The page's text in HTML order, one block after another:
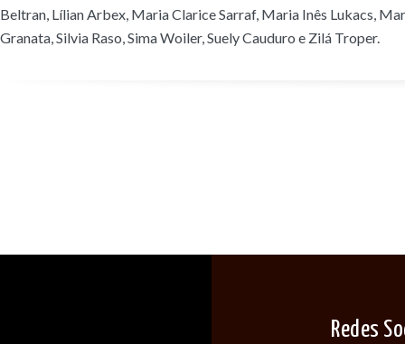
Beltran, Lílian Arbex, Maria Clarice Sarraf, Maria Inês Lukacs,
Granata, Silvia Raso, Sima Woiler, Suely Cauduro e Zilá Troper.
Redes